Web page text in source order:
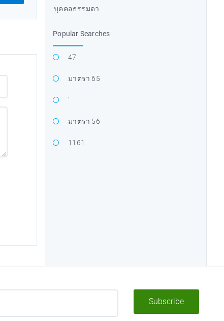
บุคคลธรรมดา
Popular Searches
47
มาตรา 65
'
มาตรา 56
1161
Subscribe